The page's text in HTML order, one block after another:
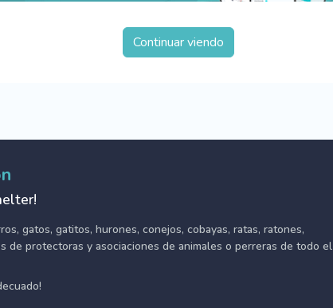
Continuar viendo
gatos, gatitos, hurones, conejos, cobayas, ratas, ratones,
de protectoras y asociaciones de animales o perreras de todo el